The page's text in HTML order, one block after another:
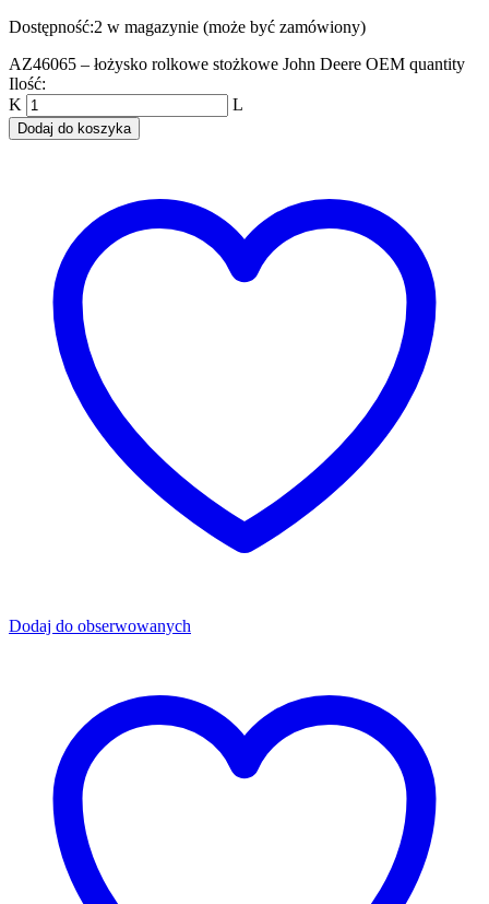
Dostępność:2 w magazynie (może być zamówiony)
AZ46065 – łożysko rolkowe stożkowe John Deere OEM quantity
Ilość:
Dodaj do koszyka
Dodaj do obserwowanych